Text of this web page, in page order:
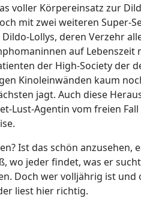
voller Körpereinsatz zur
mit zwei weiteren Super-
Lollys, deren Verzehr
auf Lebenszeit
der High-Society der
Kinoleinwänden kaum
jagt. Auch diese
Lust-Agentin vom freien
Ist das schön anzusehen,
wo jeder findet, was er
Doch wer volljährig ist
liest hier richtig.